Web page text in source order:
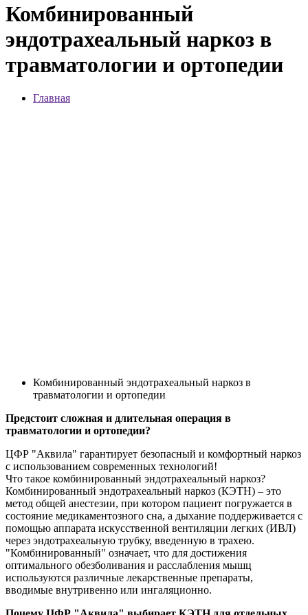
Комбинированный
эндотрахеальный наркоз в
травматологии и ортопедии
Главная
Комбинированный эндотрахеальный наркоз в
травматологии и ортопедии
Предстоит сложная и длительная операция в
травматологии и ортопедии?
ЦФР "Аквила" гарантирует безопасный и комфортный наркоз
с использованием современных технологий!
Что такое комбинированный эндотрахеальный наркоз?
Комбинированный эндотрахеальный наркоз (КЭТН) – это
метод общей анестезии, при котором пациент погружается в
состояние медикаментозного сна, а дыхание поддерживается с
помощью аппарата искусственной вентиляции легких (ИВЛ)
через эндотрахеальную трубку, введенную в трахею.
"Комбинированный" означает, что для достижения
оптимального обезболивания и расслабления мышц
используются различные лекарственные препараты,
вводимые внутривенно или ингаляционно.